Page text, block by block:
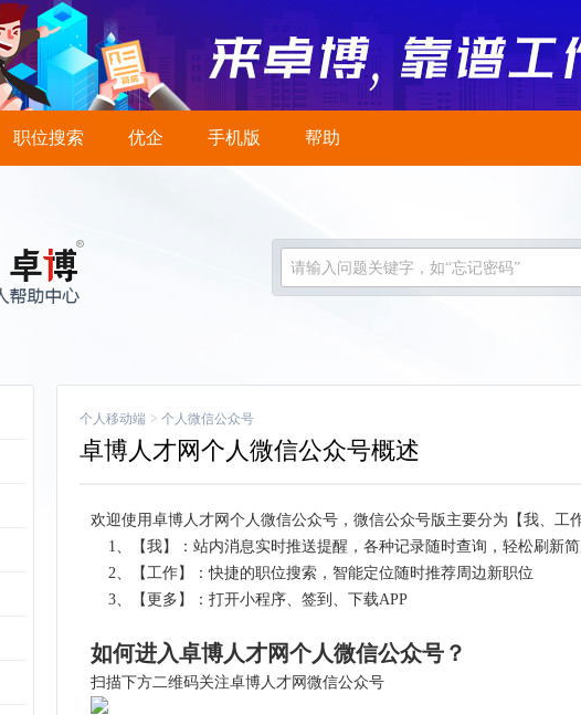
职位搜索 优企 手机版 帮助
请输入问题关键字，如“忘记密码”
个人移动端 > 个人微信公众号
卓博人才网个人微信公众号概述
欢迎使用卓博人才网个人微信公众号，微信公众号版主要分为【我、工
1、【我】：站内消息实时推送提醒，各种记录随时查询，轻松刷新
2、【工作】：快捷的职位搜索，智能定位随时推荐周边新职位
3、【更多】：打开小程序、签到、下载APP
如何进入卓博人才网个人微信公众号？
扫描下方二维码关注卓博人才网微信公众号